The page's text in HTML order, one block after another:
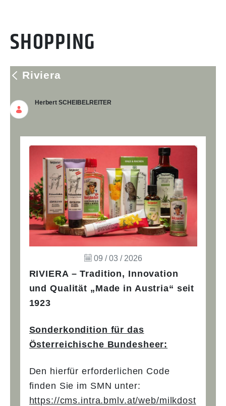
SHOPPING
Riviera
Herbert SCHEIBELREITER
09 / 03 / 2026
RIVIERA – Tradition, Innovation
und Qualität „Made in Austria“ seit
1923
Sonderkondition für das
Österreichische Bundesheer:
Den hierfür erforderlichen Code
finden Sie im SMN unter:
https://cms.intra.bmlv.at/web/milkdost